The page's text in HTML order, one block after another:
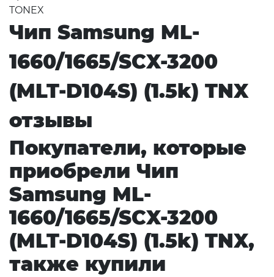
TONEX
Чип Samsung ML-
1660/1665/SCX-3200
(MLT-D104S) (1.5k) TNX
отзывы
Покупатели, которые
приобрели Чип
Samsung ML-
1660/1665/SCX-3200
(MLT-D104S) (1.5k) TNX,
также купили